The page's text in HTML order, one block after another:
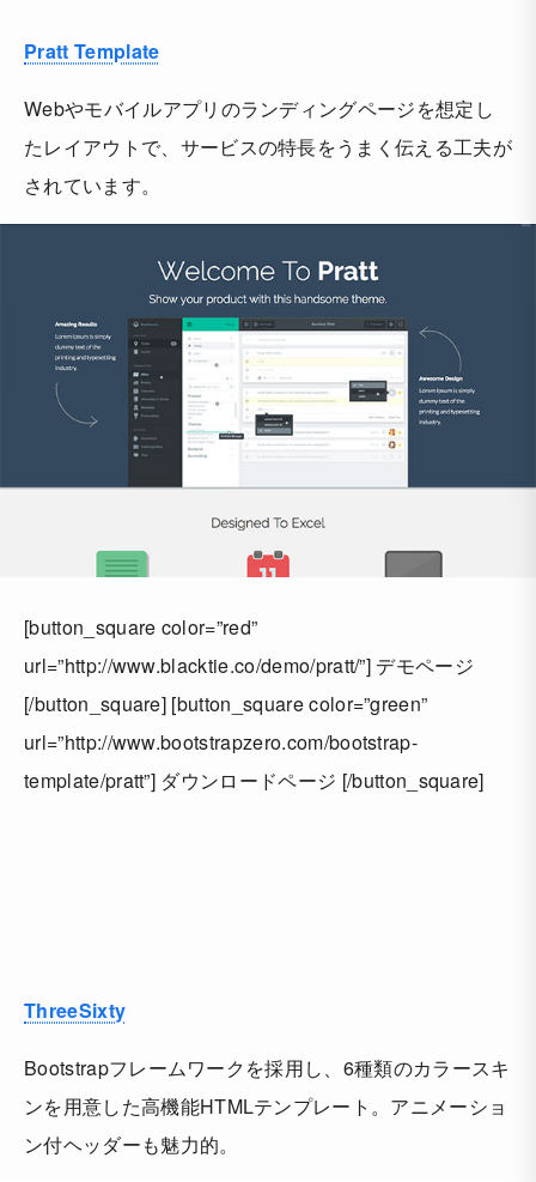
Pratt Template
Webやモバイルアプリのランディングページを想定し
たレイアウトで、サービスの特長をうまく伝える工夫が
されています。
[button_square color=”red”
url=”http://www.blacktie.co/demo/pratt/”] デモページ
[/button_square] [button_square color=”green”
url=”http://www.bootstrapzero.com/bootstrap-
template/pratt”] ダウンロードページ [/button_square]
ThreeSixty
Bootstrapフレームワークを採用し、6種類のカラースキ
ンを用意した高機能HTMLテンプレート。アニメーショ
ン付ヘッダーも魅力的。